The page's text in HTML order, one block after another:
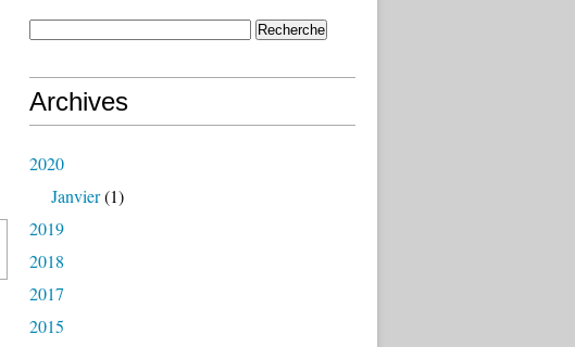
Archives
2020
Janvier(1)
2019
2018
2017
2015